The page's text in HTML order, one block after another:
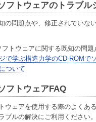
フトウェアのトラブル
の問題点や、修正されていな
トウェアに関する既知の問題
で学ぶ構造力学のCD-ROMで
ついて
フトウェアFAQ
ウェアを使用する際のよくあ
ブルの解決にご利用ください